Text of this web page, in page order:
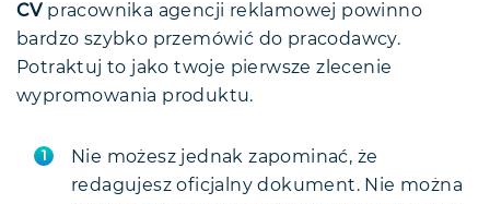
CVpracownika agencji reklamowej powinno
bardzo szybko przemówić do pracodawcy.
Potraktuj to jako twoje pierwsze zlecenie
wypromowania produktu.
Nie możesz jednak zapominać, że
redagujesz oficjalny dokument. Nie można